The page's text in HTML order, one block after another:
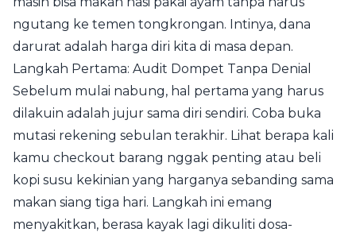
ngutang ke temen tongkrongan. Intinya, dana
darurat adalah harga diri kita di masa depan.
Langkah Pertama: Audit Dompet Tanpa Denial
Sebelum mulai nabung, hal pertama yang harus
dilakuin adalah jujur sama diri sendiri. Coba buka
mutasi rekening sebulan terakhir. Lihat berapa kali
kamu checkout barang nggak penting atau beli
kopi susu kekinian yang harganya sebanding sama
makan siang tiga hari. Langkah ini emang
menyakitkan, berasa kayak lagi dikuliti dosa-